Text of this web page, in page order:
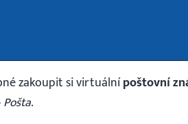
zakoupit si virtuálnípoštovní
.